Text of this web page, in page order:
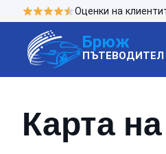
Оценки на
Брюж
ПЪТЕВОДИТЕЛ
Карта